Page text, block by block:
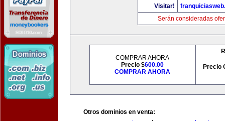
Visitar!
Serán consideradas
COMPRAR AHORA
Precio $600.00
COMPRAR AHORA
Precio
Otros dominios en venta: